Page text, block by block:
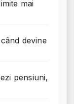
mai
devine
pensiuni,